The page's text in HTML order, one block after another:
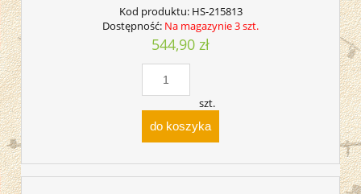
Kod produktu: HS-215813
Dostępność: Na magazynie 3 szt.
544,90 zł
szt.
do koszyka